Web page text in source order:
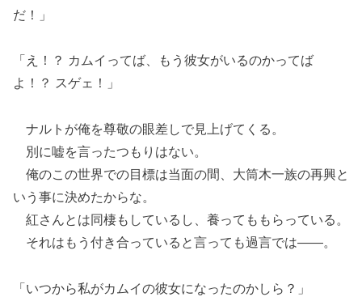
だ！」
「え！？ カムイってば、もう彼女がいるのかってば
よ！？ スゲェ！」
ナルトが俺を尊敬の眼差しで見上げてくる。
別に嘘を言ったつもりはない。
俺のこの世界での目標は当面の間、大筒木一族の再興と
いう事に決めたからな。
紅さんとは同棲もしているし、養ってももらっている。
それはもう付き合っていると言っても過言では――。
「いつから私がカムイの彼女になったのかしら？」